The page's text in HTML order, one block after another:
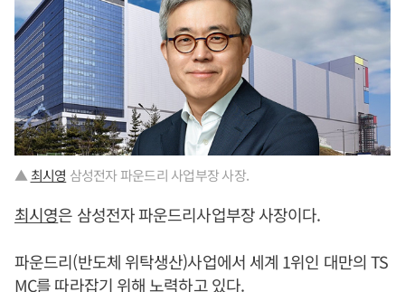
▲ 최시영 삼성전자 파운드리 사업부장 사장.
최시영은 삼성전자 파운드리사업부장 사장이다.
파운드리(반도체 위탁생산)사업에서 세계 1위인 대만의 TS
MC를 따라잡기 위해 노력하고 있다.